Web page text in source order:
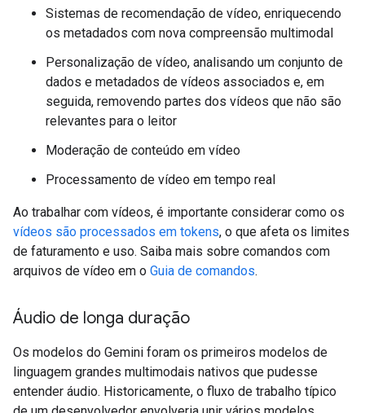
Sistemas de recomendação de vídeo, enriquecendo
os metadados com nova compreensão multimodal
Personalização de vídeo, analisando um conjunto de
dados e metadados de vídeos associados e, em
seguida, removendo partes dos vídeos que não são
relevantes para o leitor
Moderação de conteúdo em vídeo
Processamento de vídeo em tempo real
Ao trabalhar com vídeos, é importante considerar como os
vídeos são processados em tokens, o que afeta os limites
de faturamento e uso. Saiba mais sobre comandos com
arquivos de vídeo em o Guia de comandos.
Áudio de longa duração
Os modelos do Gemini foram os primeiros modelos de
linguagem grandes multimodais nativos que pudesse
entender áudio. Historicamente, o fluxo de trabalho típico